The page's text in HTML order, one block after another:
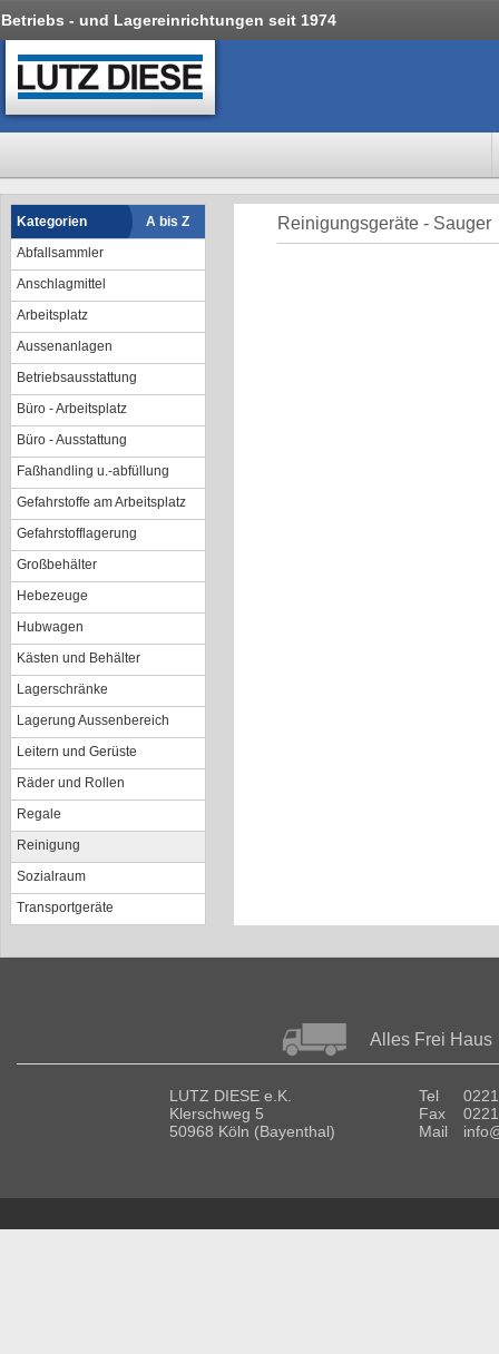
Betriebs - und Lagereinrichtungen seit 1974
Kategorien
A bis Z
Abfallsammler
Anschlagmittel
Arbeitsplatz
Aussenanlagen
Betriebsausstattung
Büro - Arbeitsplatz
Büro - Ausstattung
Faßhandling u.-abfüllung
Gefahrstoffe am Arbeitsplatz
Gefahrstofflagerung
Großbehälter
Hebezeuge
Hubwagen
Kästen und Behälter
Lagerschränke
Lagerung Aussenbereich
Leitern und Gerüste
Räder und Rollen
Regale
Reinigung
Sozialraum
Transportgeräte
Reinigungsgeräte - Sauger
Alles Frei Haus
LUTZ DIESE e.K.
Klerschweg 5
50968 Köln (Bayenthal)
Tel
Fax
Mail